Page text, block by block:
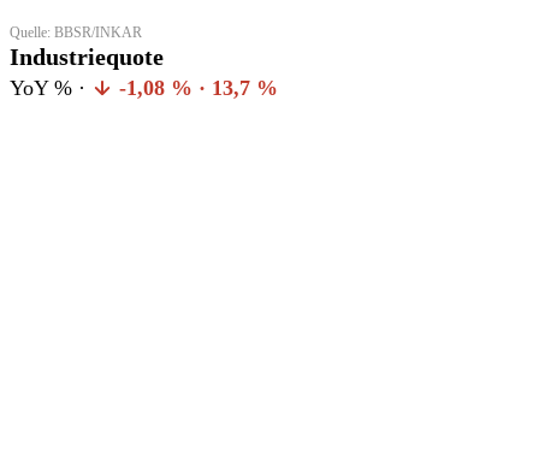
Quelle: BBSR/INKAR
Industriequote
YoY % · -1,08 % · 13,7 %